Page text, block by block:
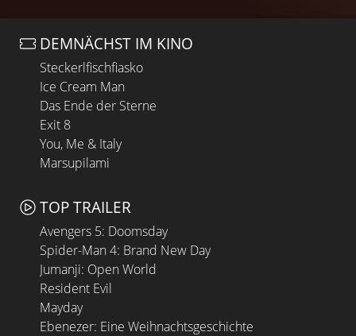
DEMNÄCHST IM KINO
Steckerlfischfiasko
Ice Cream Man
Das Ende der Sterne
Exit 8
You, Me & Italy
Marsupilami
TOP TRAILER
Avengers 5: Doomsday
Spider-Man 4: Brand New Day
Jumanji: Open World
Resident Evil
Mayday
Ebenezer: Eine Weihnachtsgeschichte